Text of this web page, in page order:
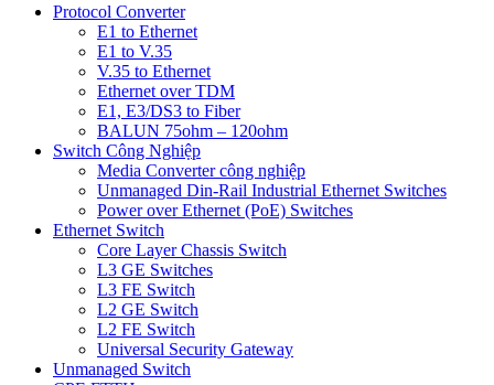
Protocol Converter
E1 to Ethernet
E1 to V.35
V.35 to Ethernet
Ethernet over TDM
E1, E3/DS3 to Fiber
BALUN 75ohm – 120ohm
Switch Công Nghiệp
Media Converter công nghiệp
Unmanaged Din-Rail Industrial Ethernet Switches
Power over Ethernet (PoE) Switches
Ethernet Switch
Core Layer Chassis Switch
L3 GE Switches
L3 FE Switch
L2 GE Switch
L2 FE Switch
Universal Security Gateway
Unmanaged Switch